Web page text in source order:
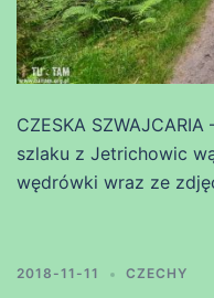
CZESKA
szlaku z Jetrichowic
wędrówki wraz ze
2018-11-11 CZECHY